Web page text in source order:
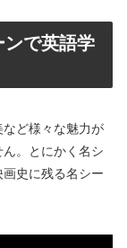
ンで英語学
ど様々な魅力が
。とにかく名シ
史に残る名シー